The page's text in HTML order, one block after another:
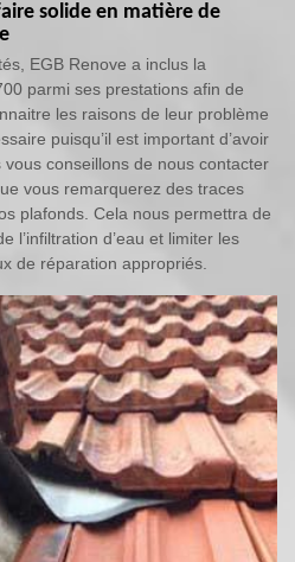
solide en matière de
EGB Renove a inclus la
parmi ses prestations afin de
les raisons de leur problème
puisqu’il est important d’avoir
conseillons de nous contacter
vous remarquerez des traces
plafonds. Cela nous permettra de
l’infiltration d’eau et limiter les
de réparation appropriés.